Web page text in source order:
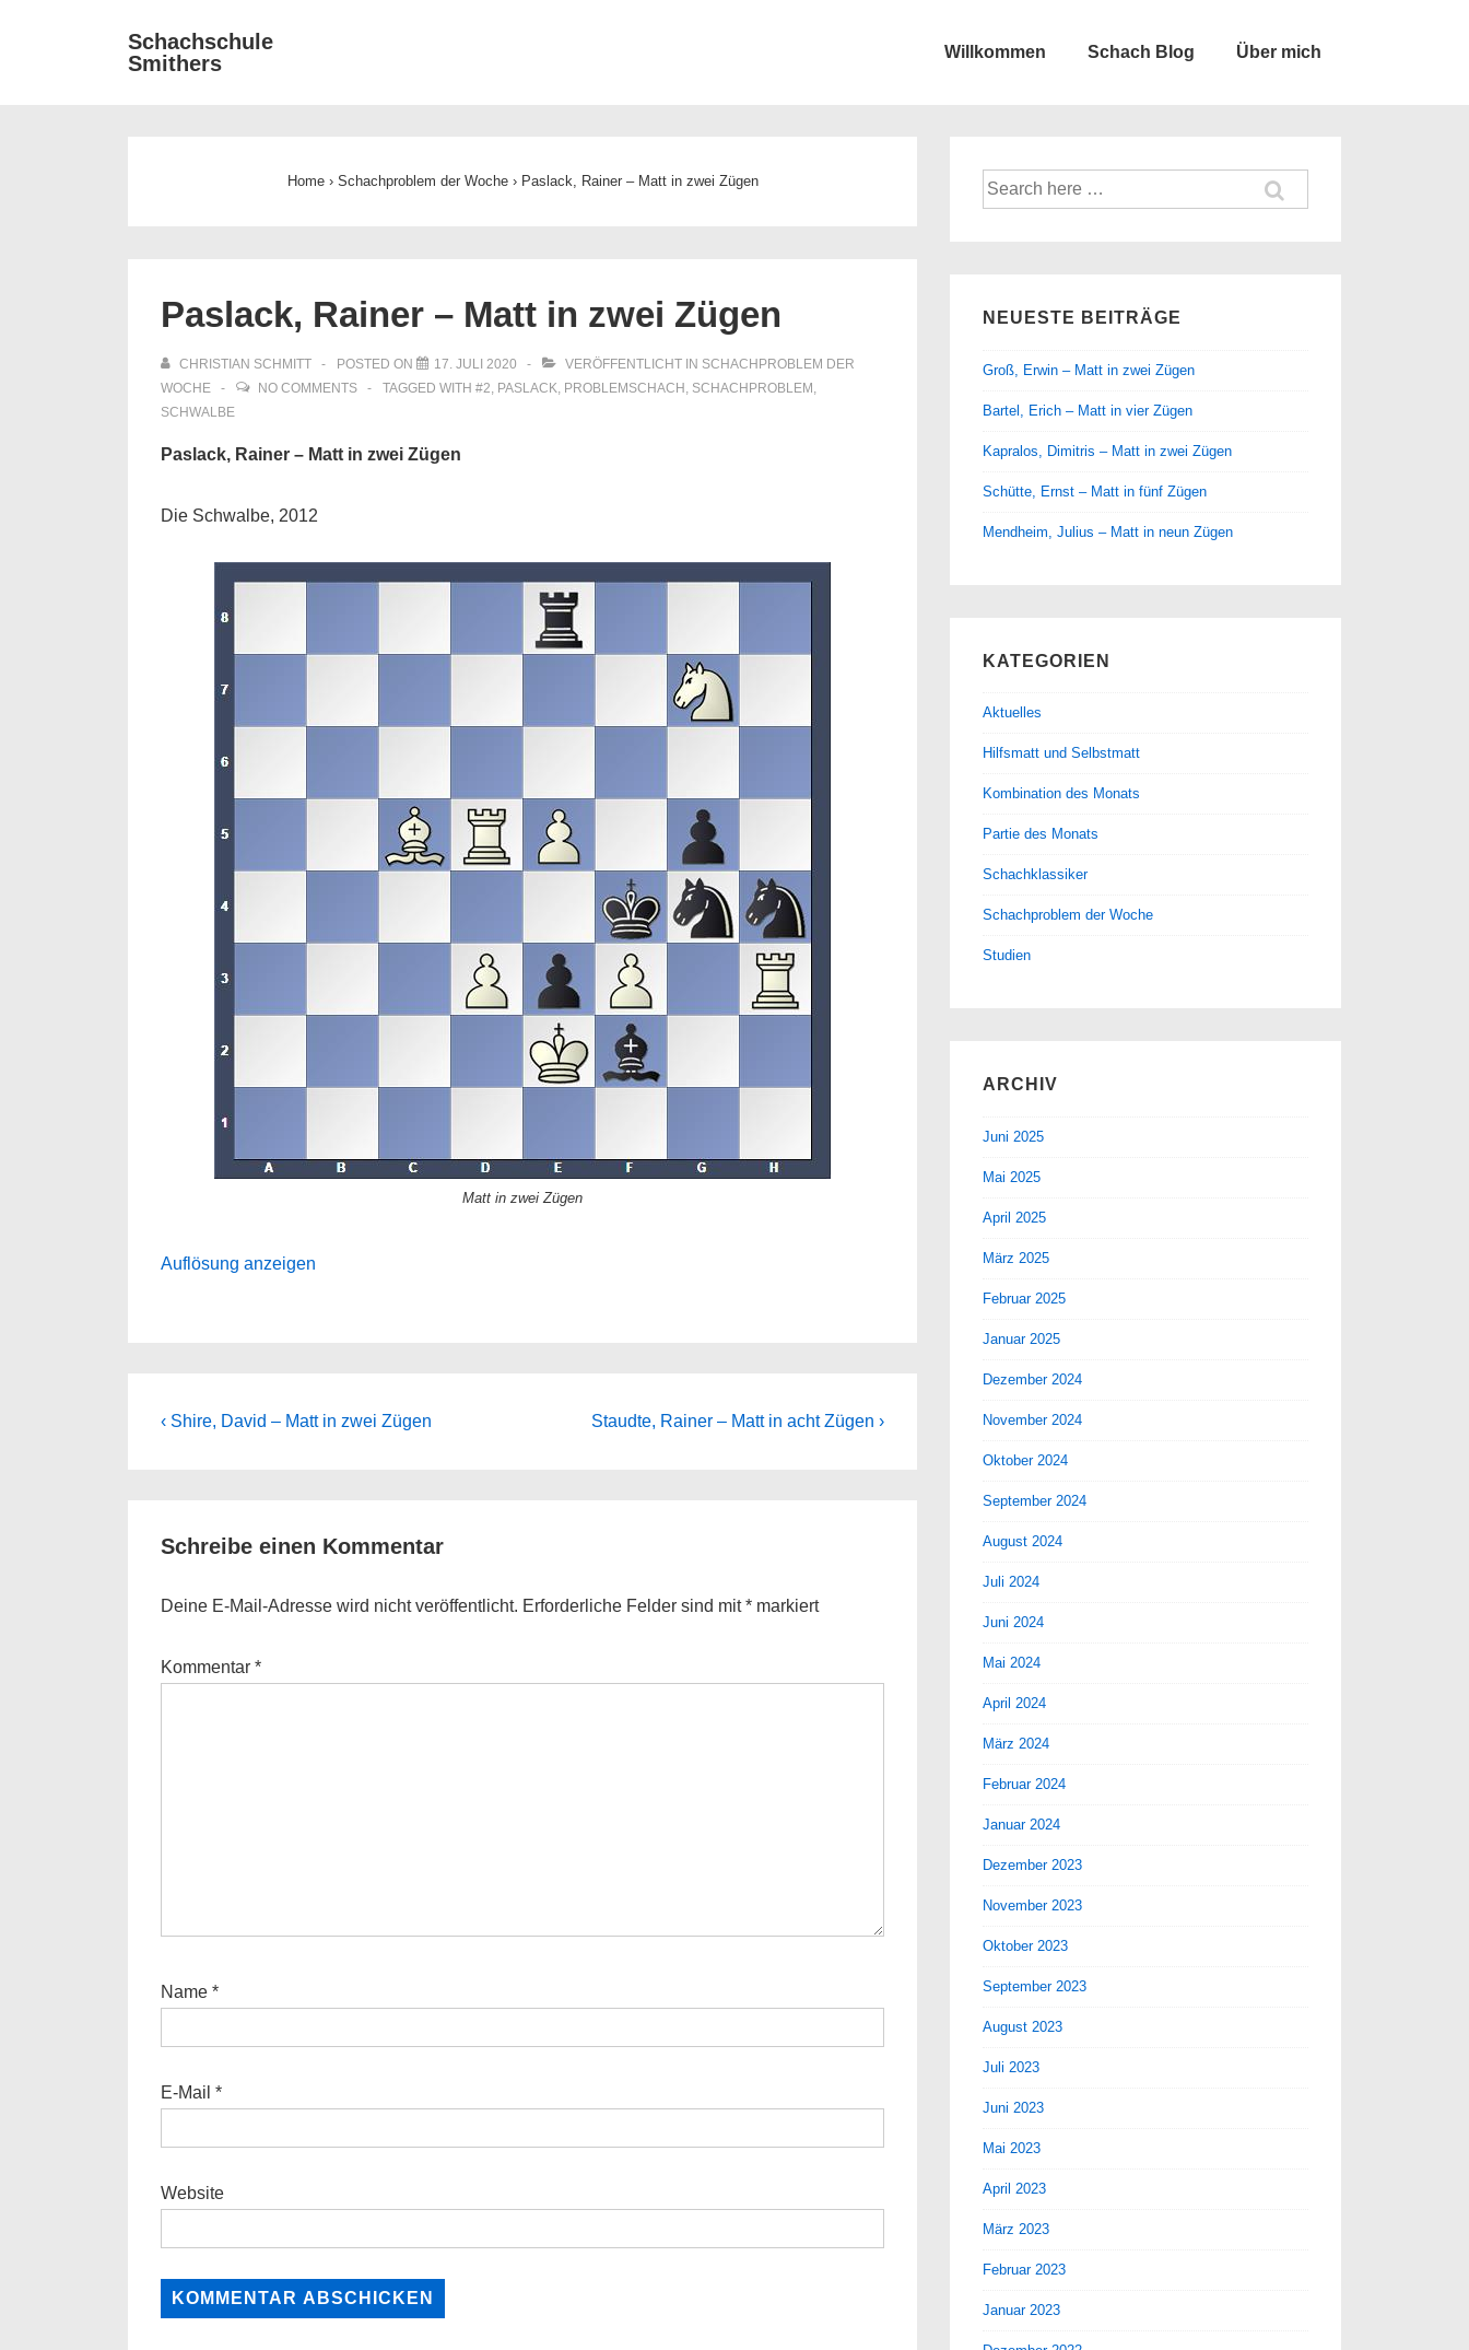
Schachschule
Smithers
Willkommen Schach Blog Über mich
Home › Schachproblem der Woche › Paslack, Rainer – Matt in zwei Zügen
Paslack, Rainer – Matt in zwei Zügen
CHRISTIAN SCHMITT POSTED ON 17. JULI 2020 VERÖFFENTLICHT IN SCHACHPROBLEM DER
WOCHE
NO COMMENTS TAGGED WITH #2, PASLACK, PROBLEMSCHACH , SCHACHPROBLEM ,
SCHWALBE
Paslack, Rainer – Matt in zwei Zügen
Die Schwalbe, 2012
Matt in zwei Zügen
Auflösung anzeigen
Beitragsnavigation
Previous
‹ Shire, David – Matt in zwei Zügen
Next
Staudte, Rainer – Matt in acht Zügen ›
Schreibe einen Kommentar
Deine E-Mail-Adresse wird nicht veröffentlicht. Erforderliche Felder sind mit* markiert
Kommentar *
Name *
E-Mail *
Website
Suche
nach:
NEUESTE BEITRÄGE
Groß, Erwin – Matt in zwei Zügen
Bartel, Erich – Matt in vier Zügen
Kapralos, Dimitris – Matt in zwei Zügen
Schütte, Ernst – Matt in fünf Zügen
Mendheim, Julius – Matt in neun Zügen
KATEGORIEN
Aktuelles
Hilfsmatt und Selbstmatt
Kombination des Monats
Partie des Monats
Schachklassiker
Schachproblem der Woche
Studien
ARCHIV
Juni 2025
Mai 2025
April 2025
März 2025
Februar 2025
Januar 2025
Dezember 2024
November 2024
Oktober 2024
September 2024
August 2024
Juli 2024
Juni 2024
Mai 2024
April 2024
März 2024
Februar 2024
Januar 2024
Dezember 2023
November 2023
Oktober 2023
September 2023
August 2023
Juli 2023
Juni 2023
Mai 2023
April 2023
März 2023
Februar 2023
Januar 2023